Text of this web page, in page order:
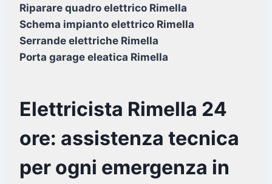
Riparare quadro elettrico Rimella
Schema impianto elettrico Rimella
Serrande elettriche Rimella
Porta garage eleatica Rimella
Elettricista Rimella 24
ore: assistenza tecnica
per ogni emergenza in